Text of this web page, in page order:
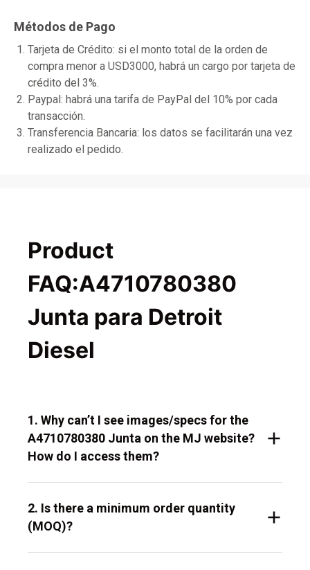
Métodos de Pago
Tarjeta de Crédito: si el monto total de la orden de
compra menor a USD3000, habrá un cargo por tarjeta de
crédito del 3%.
Paypal: habrá una tarifa de PayPal del 10% por cada
transacción.
Transferencia Bancaria: los datos se facilitarán una vez
realizado el pedido.
Product
FAQ:A4710780380
Junta para Detroit
Diesel
1. Why can’t I see images/specs for the
A4710780380 Junta on the MJ website?
How do I access them?
2. Is there a minimum order quantity
(MOQ)?